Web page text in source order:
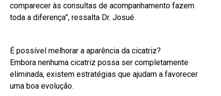
comparecer às consultas de acompanhamento fazem
toda a diferença”, ressalta Dr. Josué.
É possível melhorar a aparência da cicatriz?
Embora nenhuma cicatriz possa ser completamente
eliminada, existem estratégias que ajudam a favorecer
uma boa evolução.